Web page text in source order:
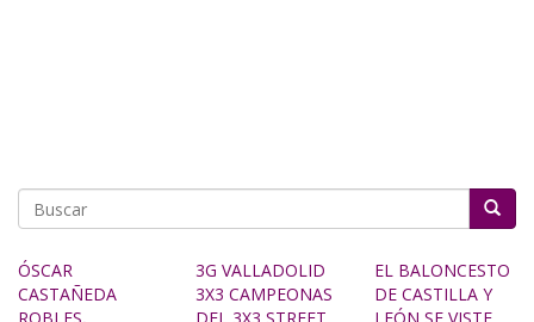
ÓSCAR
CASTAÑEDA
3G VALLADOLID
3X3 CAMPEONAS
EL BALONCESTO
DE CASTILLA Y